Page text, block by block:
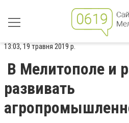
13:03, 19 травня 2019 р.
В Мелитополе и
развивать